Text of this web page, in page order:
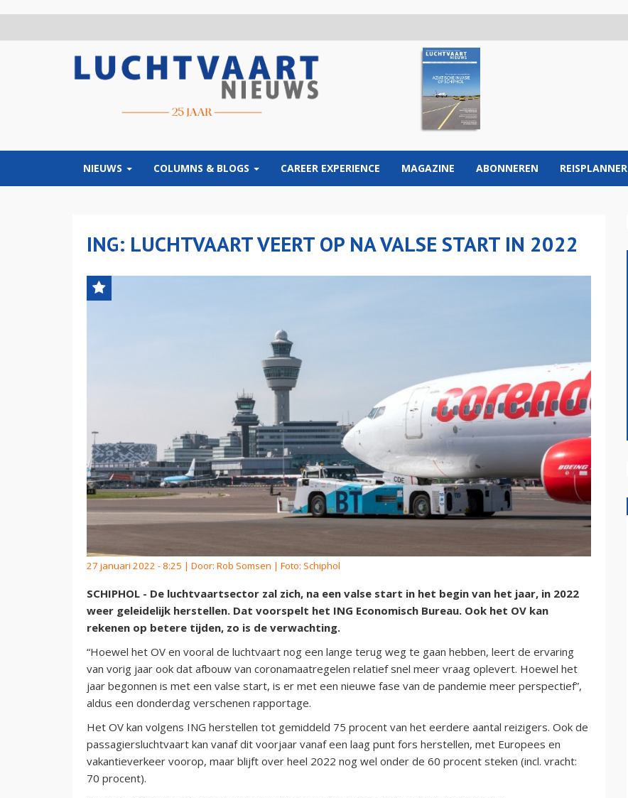
NIEUWS COLUMNS & BLOGS CAREER EXPERIENCE MAGAZINE ABONNEREN REISPLANNER
ING: LUCHTVAART VEERT OP NA VALSE START IN 2022
27 januari 2022 - 8:25 | Door: Rob Somsen | Foto: Schiphol
SCHIPHOL - De luchtvaartsector zal zich, na een valse start in het begin van het jaar, in 2022
weer geleidelijk herstellen. Dat voorspelt het ING Economisch Bureau. Ook het OV kan
rekenen op betere tijden, zo is de verwachting.
“Hoewel het OV en vooral de luchtvaart nog een lange terug weg te gaan hebben, leert de ervaring
van vorig jaar ook dat afbouw van coronamaatregelen relatief snel meer vraag oplevert. Hoewel het
jaar begonnen is met een valse start, is er met een nieuwe fase van de pandemie meer perspectief”,
aldus een donderdag verschenen rapportage.
Het OV kan volgens ING herstellen tot gemiddeld 75 procent van het eerdere aantal reizigers. Ook de
passagiersluchtvaart kan vanaf dit voorjaar vanaf een laag punt fors herstellen, met Europees en
vakantieverkeer voorop, maar blijft over heel 2022 nog wel onder de 60 procent steken (incl. vracht:
70 procent).